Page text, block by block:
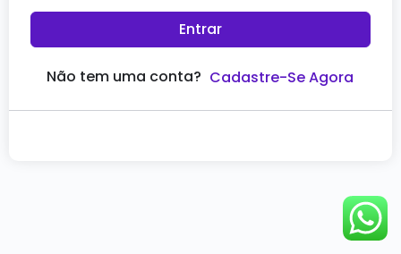
Entrar
Não tem uma conta? Cadastre-Se Agora